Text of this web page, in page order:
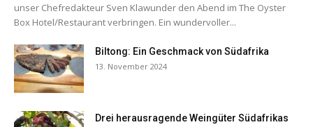
unser Chefredakteur Sven Klawunder den Abend im The Oyster
Box Hotel/Restaurant verbringen. Ein wundervoller...
Biltong: Ein Geschmack von Südafrika
13. November 2024
Drei herausragende Weingüter Südafrikas